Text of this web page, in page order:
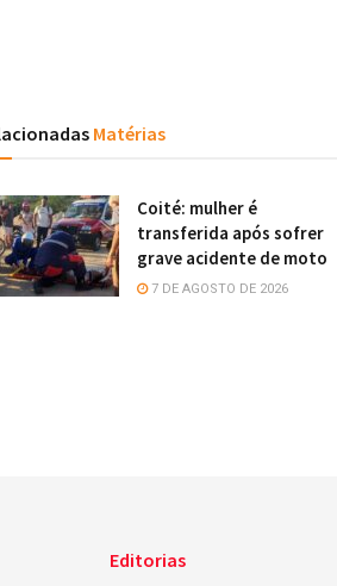
Matérias
Coité: mulher é
transferida após sofrer
grave acidente de moto
7 DE AGOSTO DE 2026
Editorias